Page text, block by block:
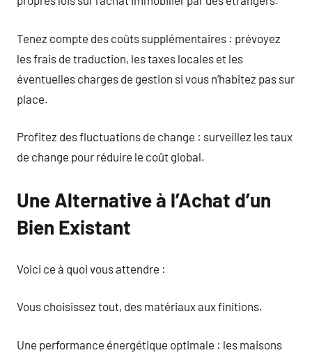
Tenez compte des coûts supplémentaires : prévoyez
les frais de traduction, les taxes locales et les
éventuelles charges de gestion si vous n’habitez pas sur
place.
Profitez des fluctuations de change : surveillez les taux
de change pour réduire le coût global.
Une Alternative à l’Achat d’un
Bien Existant
Voici ce à quoi vous attendre :
Vous choisissez tout, des matériaux aux finitions.
Une performance énergétique optimale : les maisons